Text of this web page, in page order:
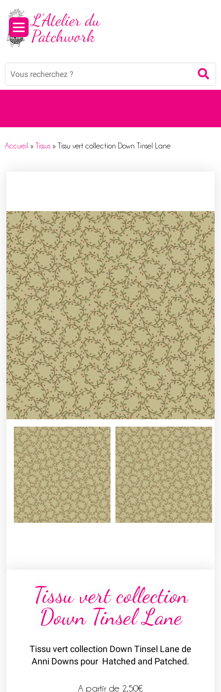
Mots
Accueil » Tissus » Tissu vert collection Down Tinsel Lane
Tissu vert collection
Down Tinsel Lane
Tissu vert collection Down Tinsel Lane de
Anni Downs pour Hatched and Patched.
A partir de 2,50€
Panneau de gestion des cookies